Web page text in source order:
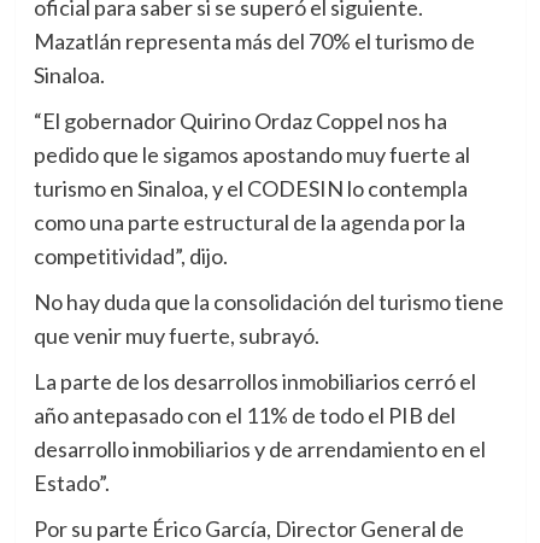
oficial para saber si se superó el siguiente.
Mazatlán representa más del 70% el turismo de
Sinaloa.
“El gobernador Quirino Ordaz Coppel nos ha
pedido que le sigamos apostando muy fuerte al
turismo en Sinaloa, y el CODESIN lo contempla
como una parte estructural de la agenda por la
competitividad”, dijo.
No hay duda que la consolidación del turismo tiene
que venir muy fuerte, subrayó.
La parte de los desarrollos inmobiliarios cerró el
año antepasado con el 11% de todo el PIB del
desarrollo inmobiliarios y de arrendamiento en el
Estado”.
Por su parte Érico García, Director General de